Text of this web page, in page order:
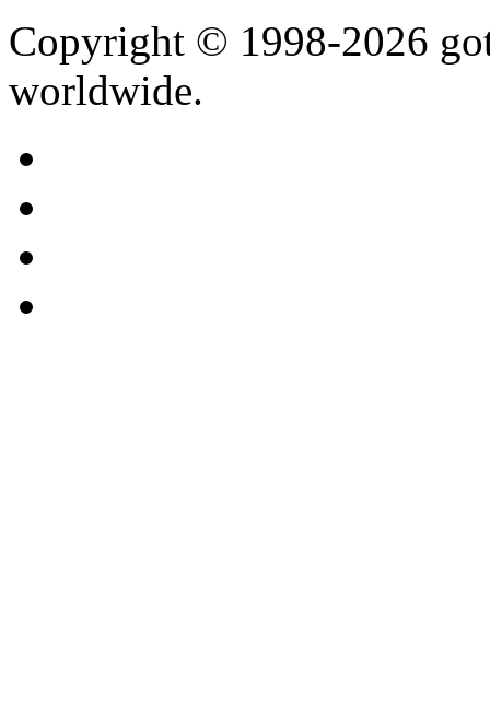
Copyright © 1998-2026
worldwide.